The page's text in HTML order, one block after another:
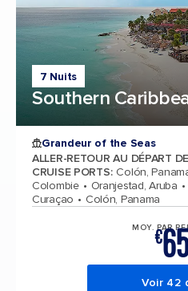
7 Nuits
Southern
Grandeur of the Seas
ALLER-RETOUR AU DÉPART DE
CRUISE PORTS: Colón,
Colombie
Oranjestad, Aruba
Curaçao
Colón, Panama
MOY. PAR
€
Voir 42